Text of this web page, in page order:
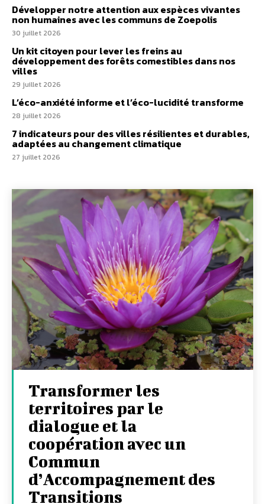
Développer notre attention aux espèces vivantes
non humaines avec les communs de Zoepolis
30 juillet 2026
Un kit citoyen pour lever les freins au
développement des forêts comestibles dans nos
villes
29 juillet 2026
L’éco-anxiété informe et l’éco-lucidité transforme
28 juillet 2026
7 indicateurs pour des villes résilientes et durables,
adaptées au changement climatique
27 juillet 2026
Transformer les
territoires par le
dialogue et la
coopération avec un
Commun
d’Accompagnement des
Transitions